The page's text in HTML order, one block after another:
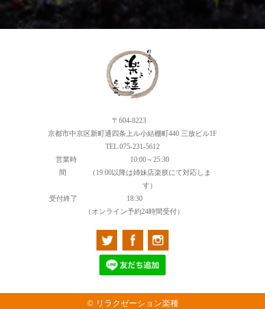
〒604-8223
京都市中京区新町通四条上ル小結棚町440 三放ビル1F
TEL.075-231-5612
営業時
間
10:00～25:30
（19:00以降は姉妹店楽朕にて対応しま
す）
受付終了
18:30
（オンライン予約24時間受付）
© リラクゼーション楽種